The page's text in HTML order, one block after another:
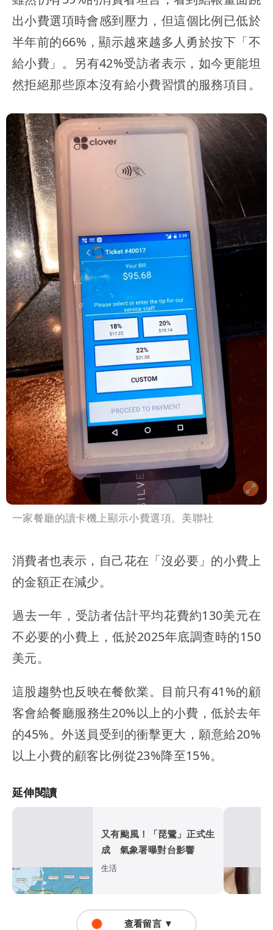
出小費選項時會感到壓力，但這個比例已低於
半年前的66%，顯示越來越多人勇於按下「不
給小費」。另有42%受訪者表示，如今更能坦
然拒絕那些原本沒有給小費習慣的服務項目。
一家餐廳的讀卡機上顯示小費選項。美聯社
消費者也表示，自己花在「沒必要」的小費上
的金額正在減少。
過去一年，受訪者估計平均花費約130美元在
不必要的小費上，低於2025年底調查時的150
美元。
這股趨勢也反映在餐飲業。目前只有41%的顧
客會給餐廳服務生20%以上的小費，低於去年
的45%。外送員受到的衝擊更大，願意給20%
以上小費的顧客比例從23%降至15%。
延伸閱讀
又有颱風！「琵鷺」正式生
成 氣象署曝對台影響
生活
查看留言 ▼